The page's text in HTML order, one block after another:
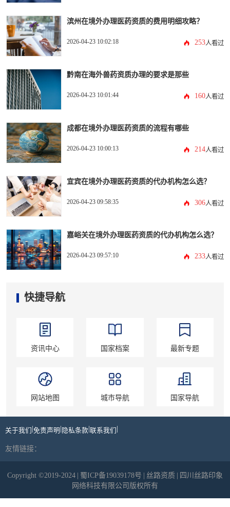
滨州在境外办理医药资质的费用明细攻略？
2026-04-23 10:02:18 253人看过
黔南在海外兽药资质办理的要求是那些
2026-04-23 10:01:44 160人看过
成都在境外办理医药资质的流程有哪些
2026-04-23 10:00:13 214人看过
宜宾在境外办理医药资质的代办机构怎么选？
2026-04-23 09:58:35 306人看过
嘉峪关在境外办理医药资质的代办机构怎么选？
2026-04-23 09:57:10 233人看过
快捷导航
资讯中心 国家档案 最新专题
网站地图 城市导航 国家导航
关于我们 免责声明 隐私条款 联系我们
友情链接：
Copyright ©2019-2024 蜀ICP备19039178号 丝路资质
四川丝路印象
网络科技有限公司版权所有